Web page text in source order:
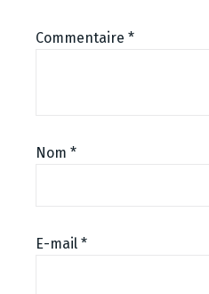
Commentaire *
Nom *
E-mail *